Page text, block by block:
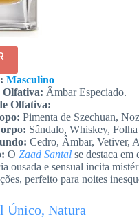
Masculino
Olfativa: Âmbar Especiado.
Olfativa:
Pimenta de Szechuan,
Sândalo, Whiskey,
Cedro, Âmbar, Vetiver,
O Zaad Santal se destaca em
ousada e sensual incita
perfeito para noites
Único, Natura